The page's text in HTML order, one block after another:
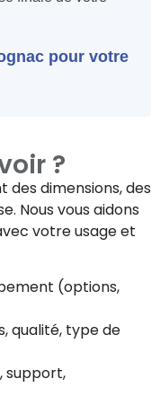
pour votre
?
dimensions, des
Nous vous aidons
votre usage et
(options,
qualité, type de
support,